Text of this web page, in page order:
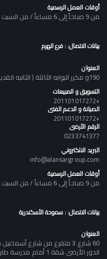
أوقات العمل الرسمية
من 9 صباحاً إلى 6 مساءاً / من السبت إلى الخميس
بيانات الاتصال: : فرع الهرم
العنوان
190و مكرر البوابه الثالثة ( الثانيه القديمه) بوابه خفرع - حدائق الأهرام - الجيزة
التسويق و المبيعات
+201101017272
الصيانة و الدعم الفنى
+201101017272
الرقم الأرضى
0233741377
البريد الالكتروني
info@alansargroup.com
أوقات العمل الرسمية
من 9 صباحاً إلى 6 مساءاً / من السبت إلى الخميس
بيانات الاتصال: : سموحة الأسكندرية
العنوان
60 شارع 3 متفرع من شارع
الدور الأرضى شقة 1 أمام مدرسة طارق ابن زياد , سموحة , الأسكندرية